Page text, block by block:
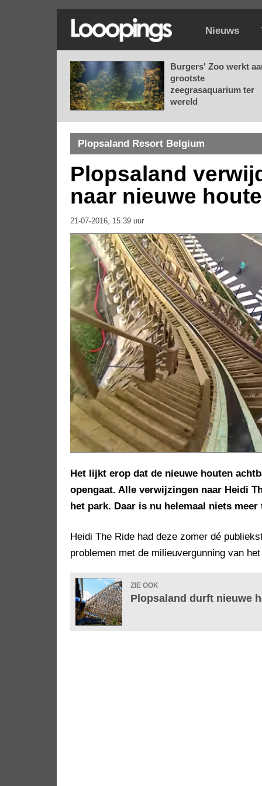
Nieuws
Burgers' Zoo werkt
grootste
zeegrasaquarium ter
wereld
Plopsaland Resort Belgium
Plopsaland
naar nieuwe
21-07-2016, 15.39 uur
Het lijkt erop dat de nieuwe houten
opengaat. Alle verwijzingen naar Heidi
het park. Daar is nu helemaal niets
Heidi The Ride had deze zomer dé
problemen met de milieuvergunning van
ZIE OOK
Plopsaland durft nieuwe